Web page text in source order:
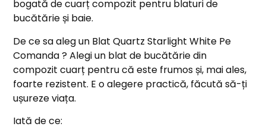
bogată de cuarț compozit pentru blaturi de
bucătărie și baie.
De ce sa aleg un Blat Quartz Starlight White Pe
Comanda ? Alegi un blat de bucătărie din
compozit cuarț pentru că este frumos și, mai ales,
foarte rezistent. E o alegere practică, făcută să-ți
ușureze viața.
Iată de ce: